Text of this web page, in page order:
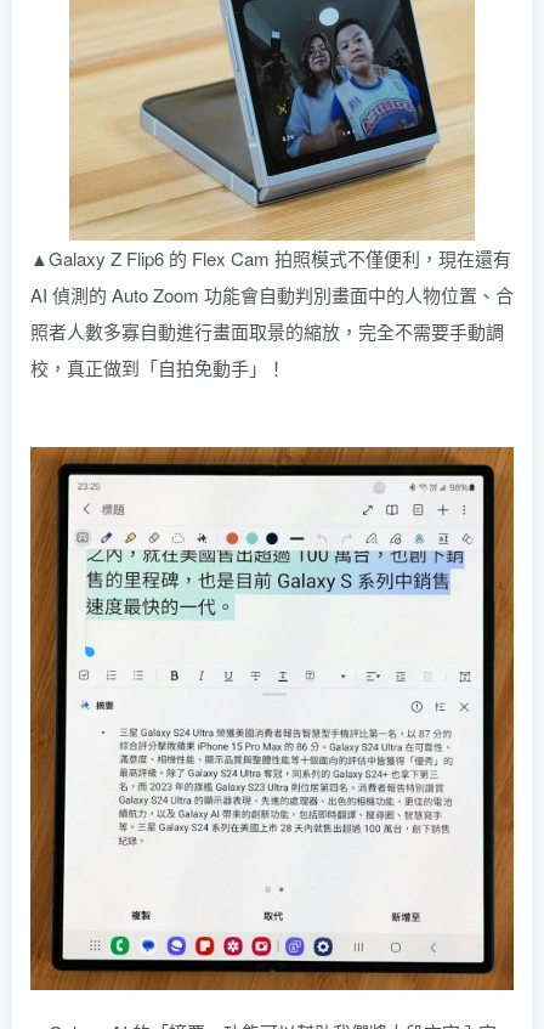
▲Galaxy Z Flip6 的 Flex Cam 拍照模式不僅便利，現在還有
AI 偵測的 Auto Zoom 功能會自動判別畫面中的人物位置、合
照者人數多寡自動進行畫面取景的縮放，完全不需要手動調
校，真正做到「自拍免動手」！